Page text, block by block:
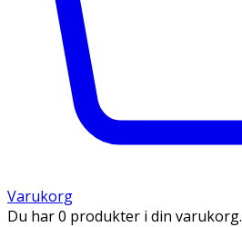
Varukorg
Du har 0 produkter i din varukorg.